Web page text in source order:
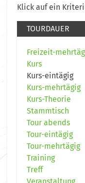
Klick auf ein
TOURDAUER
Freizeit-
Kurs
Kurs-eintägig
Kurs-mehrtägig
Kurs-Theorie
Stammtisch
Tour abends
Tour-eintägig
Tour-mehrtägig
Training
Treff
Veranstaltung